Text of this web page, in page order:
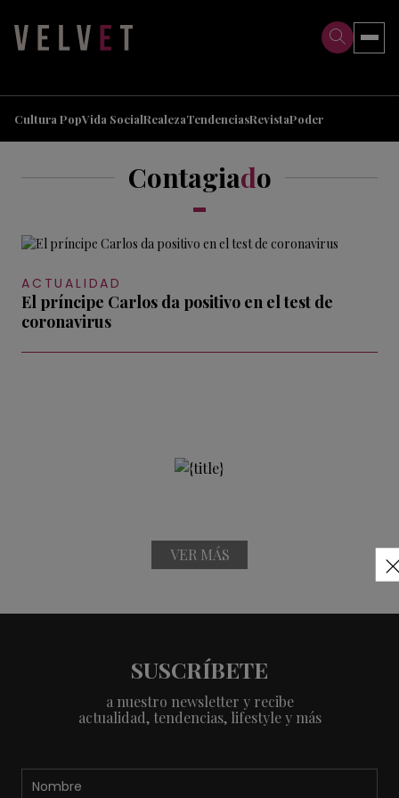
Cultura PopVida SocialRealezaTendenciasRevistaPoder
Contagiado
ACTUALIDAD
El príncipe Carlos da positivo en el test de
coronavirus
VER MÁS
SUSCRÍBETE
a nuestro newsletter y recibe
actualidad, tendencias, lifestyle y más